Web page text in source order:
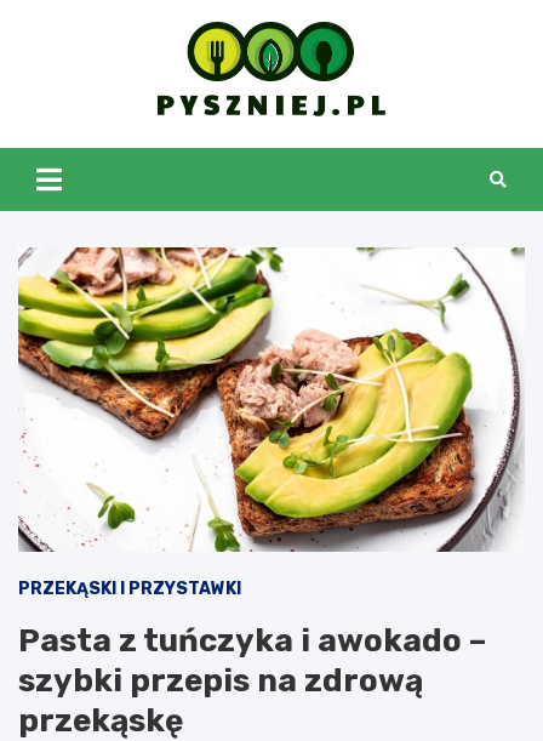
pyszniej.pl
PRZEKĄSKI I PRZYSTAWKI
Pasta z tuńczyka i awokado –
szybki przepis na zdrową
przekąskę